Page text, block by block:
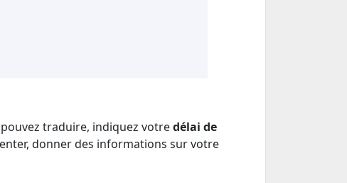
traduire, indiquez votredélai de
donner des informations sur votre